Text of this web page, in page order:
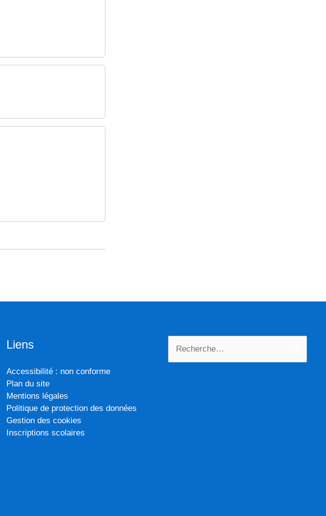
Liens
Accessibilité : non conforme
Plan du site
Mentions légales
Politique de protection des données
Gestion des cookies
Inscriptions scolaires